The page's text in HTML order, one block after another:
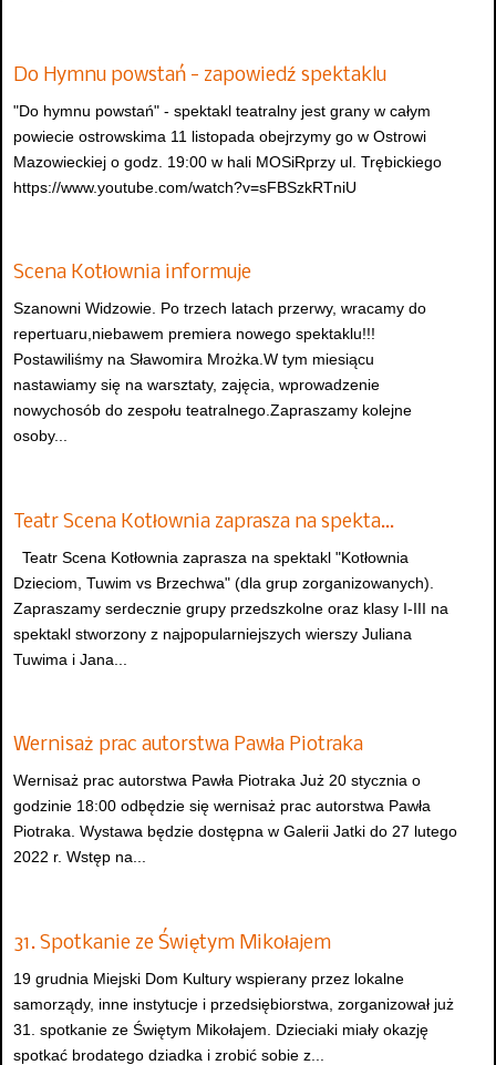
Do Hymnu powstań - zapowiedź spektaklu
"Do hymnu powstań" - spektakl teatralny jest grany w całym
powiecie ostrowskima 11 listopada obejrzymy go w Ostrowi
Mazowieckiej o godz. 19:00 w hali MOSiRprzy ul. Trębickiego
https://www.youtube.com/watch?v=sFBSzkRTniU
Scena Kotłownia informuje
Szanowni Widzowie. Po trzech latach przerwy, wracamy do
repertuaru,niebawem premiera nowego spektaklu!!!
Postawiliśmy na Sławomira Mrożka.W tym miesiącu
nastawiamy się na warsztaty, zajęcia, wprowadzenie
nowychosób do zespołu teatralnego.Zapraszamy kolejne
osoby...
Teatr Scena Kotłownia zaprasza na spekta…
Teatr Scena Kotłownia zaprasza na spektakl "Kotłownia
Dzieciom, Tuwim vs Brzechwa" (dla grup zorganizowanych).
Zapraszamy serdecznie grupy przedszkolne oraz klasy I-III na
spektakl stworzony z najpopularniejszych wierszy Juliana
Tuwima i Jana...
Wernisaż prac autorstwa Pawła Piotraka
Wernisaż prac autorstwa Pawła Piotraka Już 20 stycznia o
godzinie 18:00 odbędzie się wernisaż prac autorstwa Pawła
Piotraka. Wystawa będzie dostępna w Galerii Jatki do 27 lutego
2022 r. Wstęp na...
31. Spotkanie ze Świętym Mikołajem
19 grudnia Miejski Dom Kultury wspierany przez lokalne
samorządy, inne instytucje i przedsiębiorstwa, zorganizował już
31. spotkanie ze Świętym Mikołajem. Dzieciaki miały okazję
spotkać brodatego dziadka i zrobić sobie z...